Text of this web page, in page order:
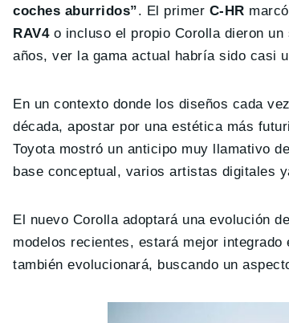
coches aburridos”. El primer C-HR
RAV4o incluso el propio Corolla dieron un
años, ver la gama actual habría sido casi
En un contexto donde los diseños cada
década, apostar por una estética más
Toyota mostró un anticipo muy llamativo
base conceptual, varios artistas digitales
El nuevo Corolla adoptará una evolución
modelos recientes, estará mejor
también evolucionará, buscando un